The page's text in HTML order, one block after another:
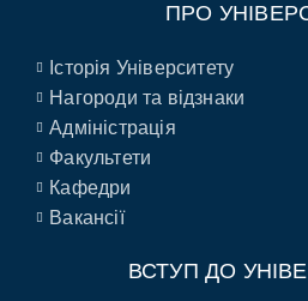
ПРО
Історія Університету
Нагороди та відзнаки
Адміністрація
Факультети
Кафедри
Вакансії
ВСТУП ДО